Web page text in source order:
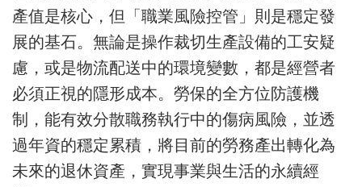
產值是核心，但「職業風險控管」則是穩定發
展的基石。無論是操作裁切生產設備的工安疑
慮，或是物流配送中的環境變數，都是經營者
必須正視的隱形成本。勞保的全方位防護機
制，能有效分散職務執行中的傷病風險，並透
過年資的穩定累積，將目前的勞務產出轉化為
未來的退休資產，實現事業與生活的永續經